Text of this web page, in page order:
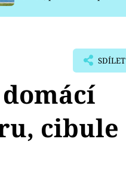
SDÍLET
cibule